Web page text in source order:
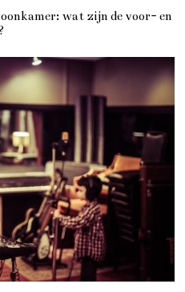
wat zijn de voor- en